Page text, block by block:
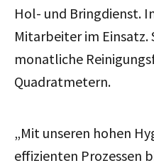
Hol- und Bringdienst.
Mitarbeiter im
monatliche
Quadratmetern.
„Mit unseren hohen
effizienten Prozessen